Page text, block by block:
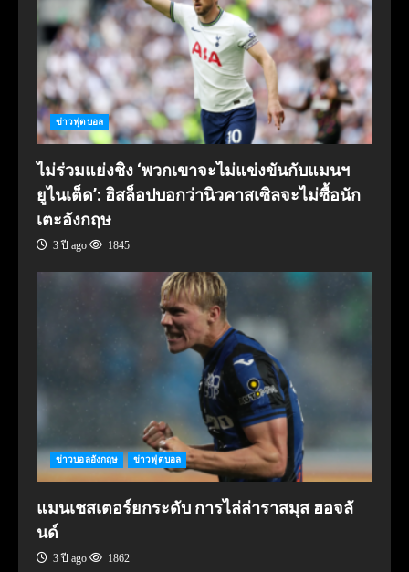
ข่าวฟุตบอล
ไม่ร่วมแย่งชิง ‘พวกเขาจะไม่แข่งขันกับแมนฯ
ยูไนเต็ด’: ฮิสล็อปบอกว่านิวคาสเซิลจะไม่ซื้อนัก
เตะอังกฤษ
3 ปี ago 1845
ข่าวบอลอังกฤษ ข่าวฟุตบอล
แมนเชสเตอร์ยกระดับ การไล่ล่าราสมุส ฮอจลั
นด์
3 ปี ago 1862